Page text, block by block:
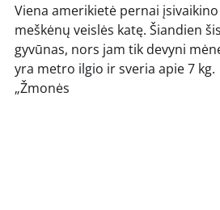
Viena amerikietė pernai
meškėnų veislės katę. Šiandien šis
gyvūnas, nors jam tik devyni
yra metro ilgio ir sveria apie 7 kg.
„Žmonės